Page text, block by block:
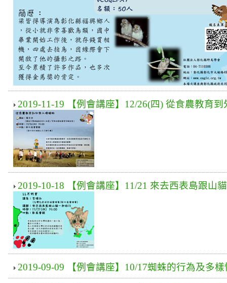
2019-11-19 【例會講座】12/26(四) 從食農教育
2019-10-18 【例會講座】11/21 來去西表島跟山
2019-09-09 【例會講座】10/17蜘蛛的行為及多樣